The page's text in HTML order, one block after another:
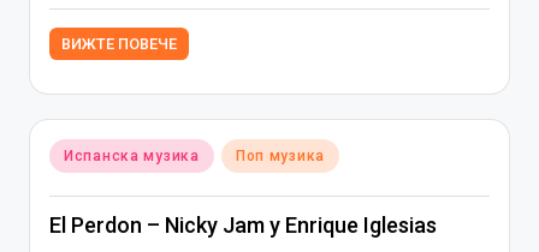
ВИЖТЕ ПОВЕЧЕ
Posted
in
Испанска музика Поп музика
El Perdon – Nicky Jam y Enrique Iglesias